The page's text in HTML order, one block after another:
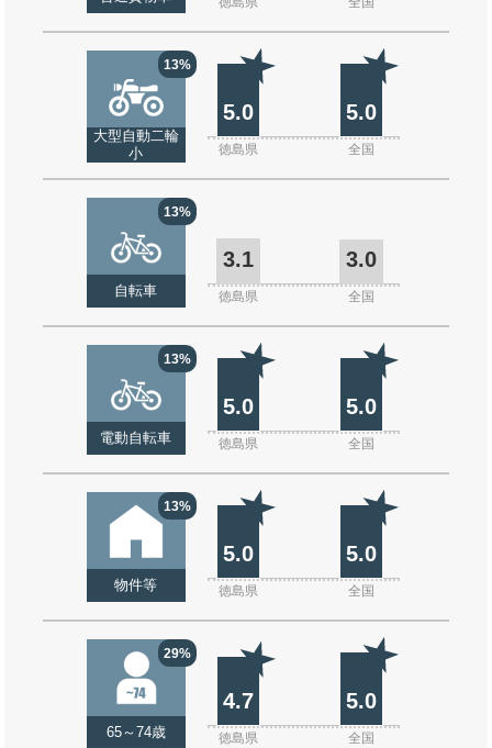
13%
大型自動二輪
小
5.0 5.0
徳島県 全国
13%
自転車
3.1 3.0
徳島県 全国
13%
電動自転車
5.0 5.0
徳島県 全国
13%
物件等
5.0 5.0
徳島県 全国
29%
65～74歳
4.7 5.0
徳島県 全国